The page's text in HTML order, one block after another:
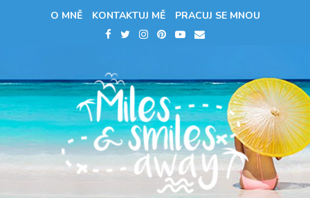
O MNĚ KONTAKTUJ MĚ PRACUJ SE MNOU